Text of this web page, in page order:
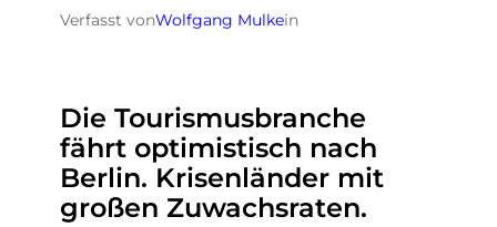
Verfasst vonWolfgang Mulkein
Die Tourismusbranche
fährt optimistisch nach
Berlin. Krisenländer mit
großen Zuwachsraten.